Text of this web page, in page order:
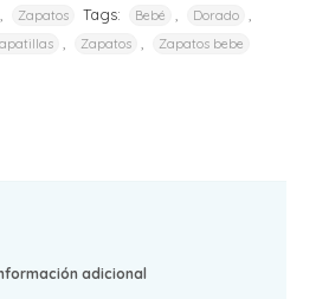
Zapatos Tags: Bebé Dorado
Zapatos Zapatos bebe
adicional